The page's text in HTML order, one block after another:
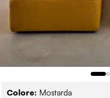
Colore: Mostarda